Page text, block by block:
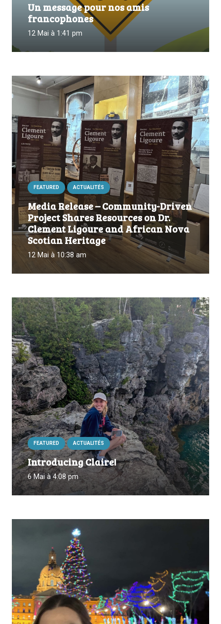
Un message pour nos amis
francophones
12 Mai à 1:41 pm
FEATURED ACTUALITÉS
Media Release – Community-Driven
Project Shares Resources on Dr.
Clement Ligoure and African Nova
Scotian Heritage
12 Mai à 10:38 am
FEATURED ACTUALITÉS
Introducing Claire!
6 Mai à 4:08 pm